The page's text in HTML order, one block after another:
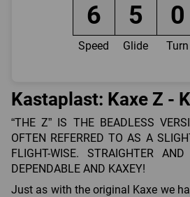
6 5 0
Speed Glide Turn
Kastaplast: Kaxe Z -
“THE Z” IS THE BEADLESS
OFTEN REFERRED TO AS A
FLIGHT-WISE. STRAIGHTER
DEPENDABLE AND KAXEY!
Just as with the original Kaxe we